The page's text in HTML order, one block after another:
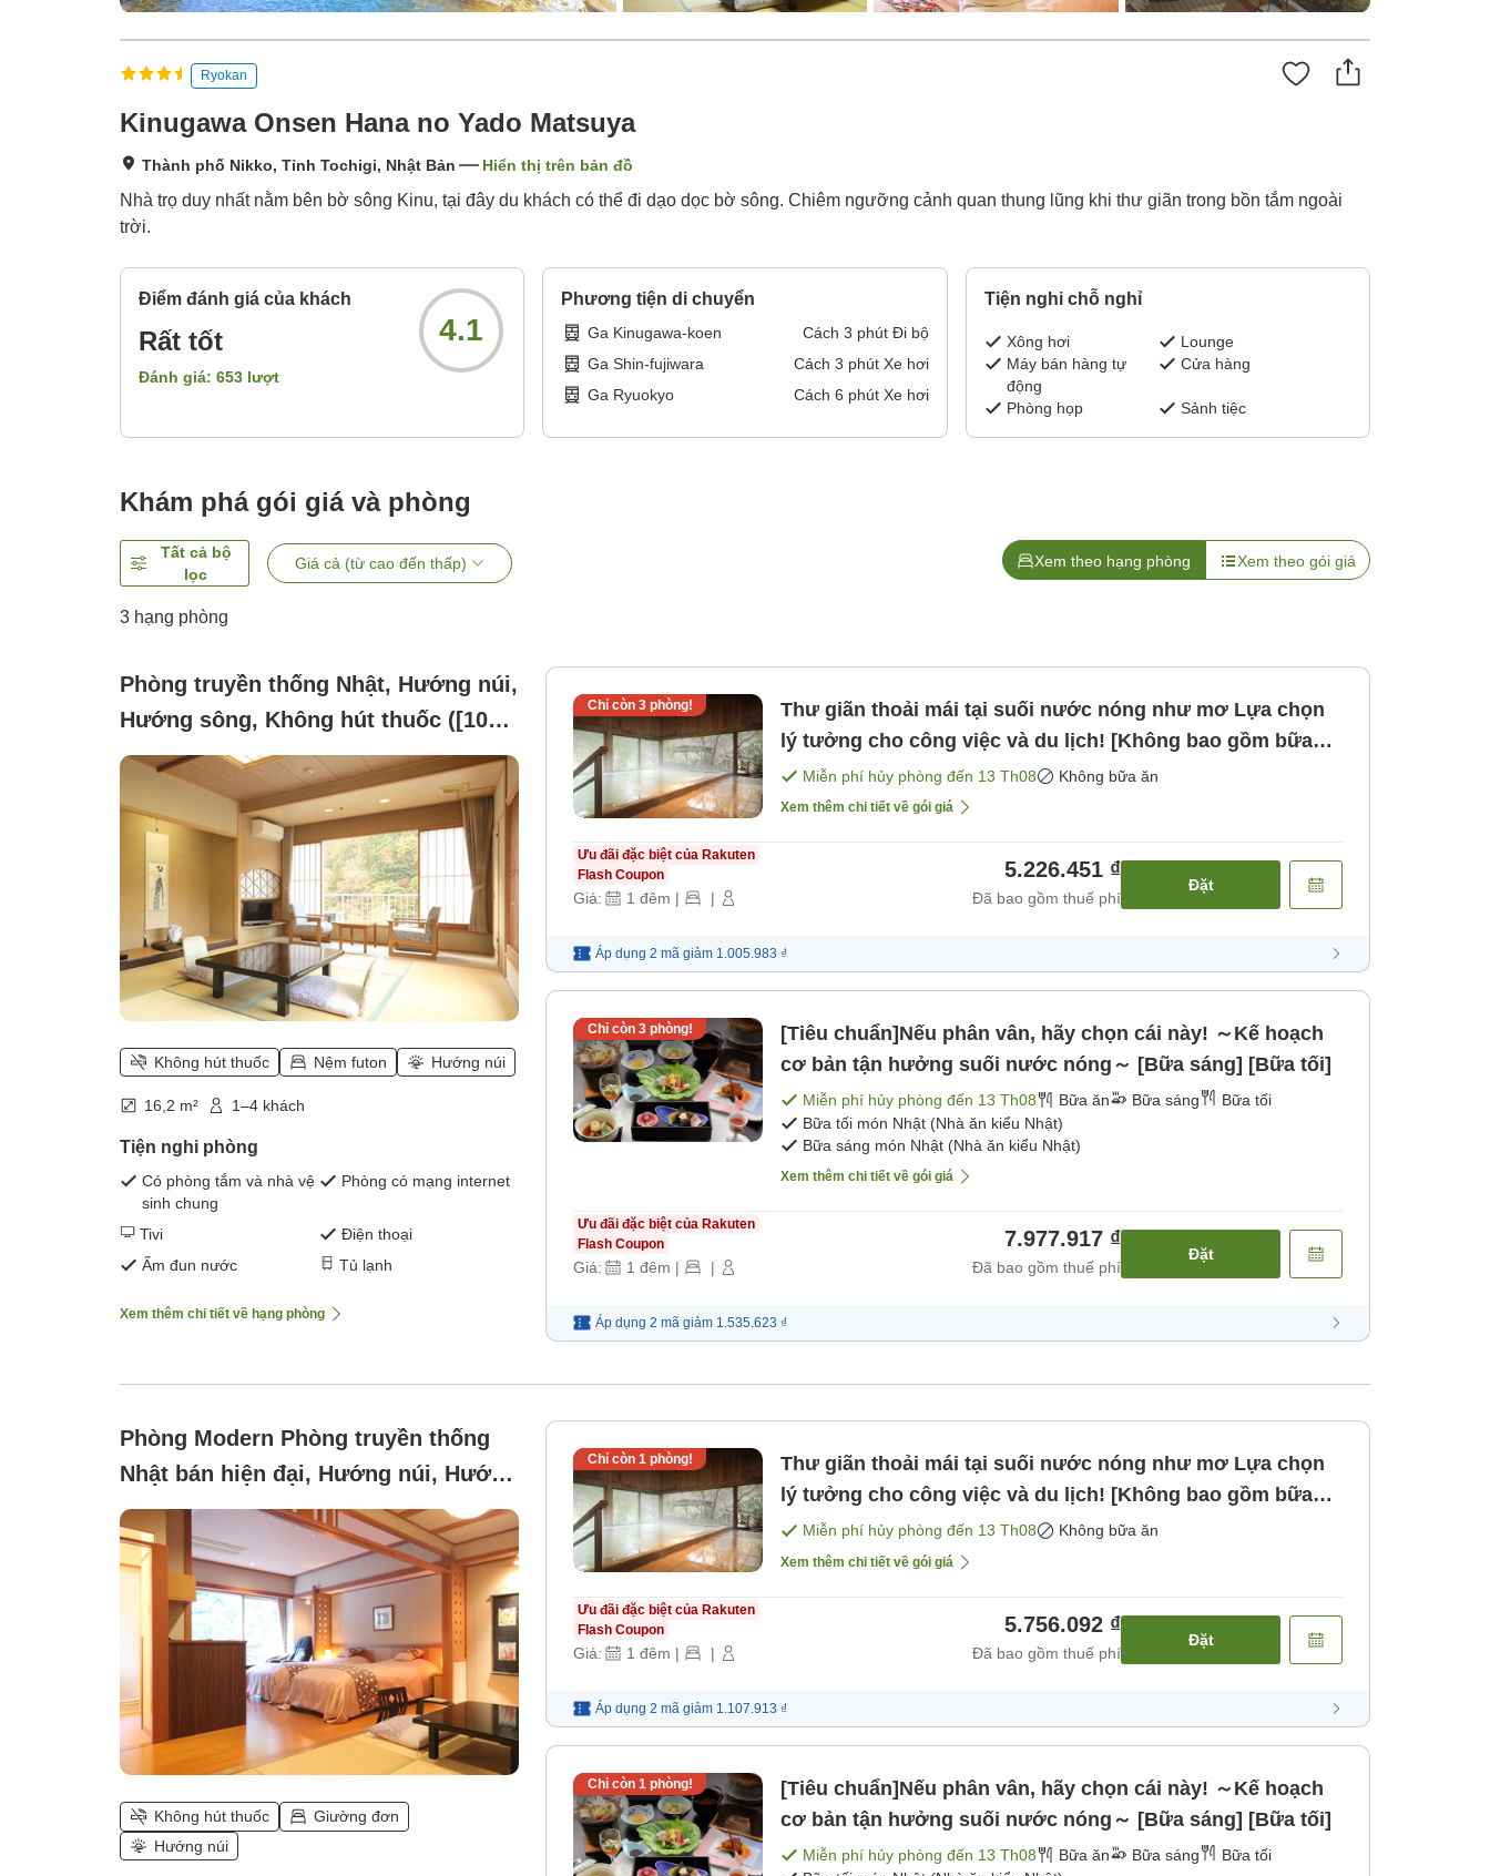
Ryokan
Kinugawa Onsen Hana no Yado Matsuya
Thành phố Nikko, Tỉnh Tochigi, Nhật Bản Hiển thị trên bản đồ
Nhà trọ duy nhất nằm bên bờ sông Kinu, tại đây du khách có thể đi dạo dọc bờ sông. Chiêm ngưỡng cảnh quan thung lũng khi thư giãn trong bồn tắm ngoài
trời.
Điểm đánh giá của khách
Rất tốt
Đánh giá: 653 lượt
4.1
Phương tiện di chuyển
Ga Kinugawa-koen Cách 3 phút Đi bộ
Ga Shin-fujiwara
Cách 3 phút Xe hơi
Ga Ryuokyo
Cách 6 phút Xe hơi
Tiện nghi chỗ nghỉ
Xông hơi
Lounge
Máy bán hàng tự
động
Cửa hàng
Phòng họp Sảnh tiệc
Khám phá gói giá và phòng
Tất cả bộ
lọc
Giá cả (từ cao đến thấp) Xem theo hạng phòng Xem theo gói giá
3 hạng phòng
Phòng truyền thống Nhật, Hướng núi,
Hướng sông, Không hút thuốc ([10
chiếu]Phòng nghỉ thoải mái nhìn ra
sông Kinugawa.)
Không hút thuốc Nệm futon Hướng núi
16,2 m² 1–4 khách
Tiện nghi phòng
Có phòng tắm và nhà vệ
sinh chung
Phòng có mạng internet
Tivi
Điện thoại
Ấm đun nước
Tủ lạnh
Xem thêm chi tiết về hạng phòng
Chỉ còn 3phòng!
Thư giãn thoải mái tại suối nước nóng như mơ Lựa chọn
lý tưởng cho công việc và du lịch! [Không bao gồm bữa
ăn]Miễn phí hủy phòng đến 13 Th08 Không bữa ăn
Xem thêm chi tiết về gói giá
Ưu đãi đặc biệt của Rakuten
Flash Coupon
Giá: 1 đêm | |
5.226.451 ₫
Đã bao gồm thuế phí
Đặt
Áp dụng 2 mã giảm 1.005.983 ₫
Chỉ còn 3phòng!
[Tiêu chuẩn]Nếu phân vân, hãy chọn cái này! ～Kế hoạch
cơ bản tận hưởng suối nước nóng～ [Bữa sáng] [Bữa tối]
Miễn phí hủy phòng đến 13 Th08 Bữa ăn Bữa sáng
Bữa tối
Bữa tối món Nhật (Nhà ăn kiểu Nhật)
Bữa sáng món Nhật (Nhà ăn kiểu Nhật)
Xem thêm chi tiết về gói giá
Ưu đãi đặc biệt của Rakuten
Flash Coupon
Giá: 1 đêm | |
7.977.917 ₫
Đã bao gồm thuế phí
Đặt
Áp dụng 2 mã giảm 1.535.623 ₫
Phòng Modern Phòng truyền thống
Nhật bán hiện đại, Hướng núi, Hướng
sông, Không hút thuốc (Phòng kiểu
Nhật kết hợp phương Tây với phòng
đôi + phòng kiểu Nhật 6 chiếu, nhìn
ra sông Kinugawa.)
Không hút thuốc
Giường đơn
Hướng núi
Chỉ còn 1phòng!
Thư giãn thoải mái tại suối nước nóng như mơ Lựa chọn
lý tưởng cho công việc và du lịch! [Không bao gồm bữa
ăn]Miễn phí hủy phòng đến 13 Th08 Không bữa ăn
Xem thêm chi tiết về gói giá
Ưu đãi đặc biệt của Rakuten
Flash Coupon
Giá: 1 đêm | |
5.756.092 ₫
Đã bao gồm thuế phí
Đặt
Áp dụng 2 mã giảm 1.107.913 ₫
Chỉ còn 1 phòng!
[Tiêu chuẩn]Nếu phân vân, hãy chọn cái này! ～Kế hoạch
cơ bản tận hưởng suối nước nóng～ [Bữa sáng] [Bữa tối]
Miễn phí hủy phòng đến 13 Th08 Bữa ăn Bữa sáng
Bữa tối